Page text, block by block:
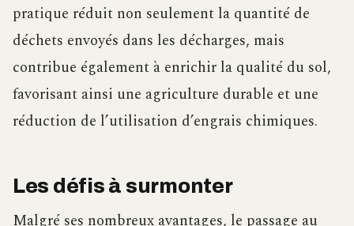
pratique réduit non seulement la quantité de
déchets envoyés dans les décharges, mais
contribue également à enrichir la qualité du sol,
favorisant ainsi une agriculture durable et une
réduction de l’utilisation d’engrais chimiques.
Les défis à surmonter
Malgré ses nombreux avantages, le passage au